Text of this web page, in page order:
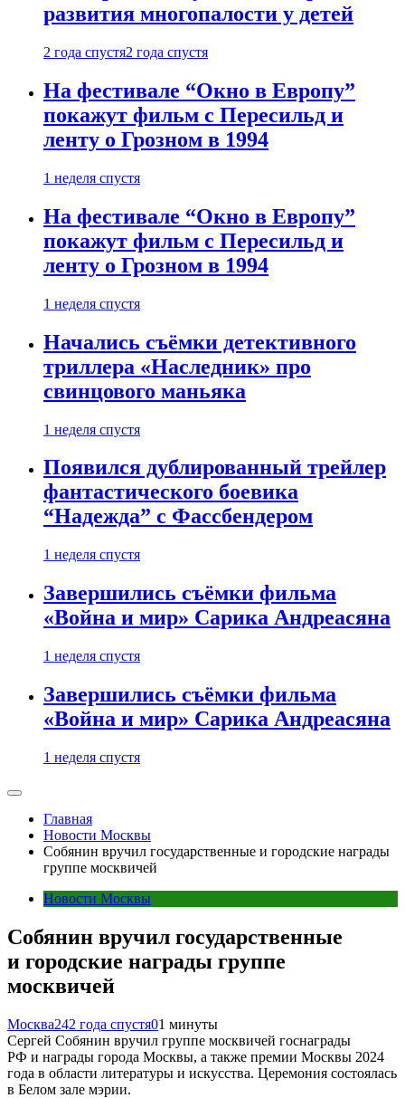
развития многопалости у детей
2 года спустя2 года спустя
На фестивале “Окно в Европу”
покажут фильм с Пересильд и
ленту о Грозном в 1994
1 неделя спустя
На фестивале “Окно в Европу”
покажут фильм с Пересильд и
ленту о Грозном в 1994
1 неделя спустя
Начались съёмки детективного
триллера «Наследник» про
свинцового маньяка
1 неделя спустя
Появился дублированный трейлер
фантастического боевика
“Надежда” с Фассбендером
1 неделя спустя
Завершились съёмки фильма
«Война и мир» Сарика Андреасяна
1 неделя спустя
Завершились съёмки фильма
«Война и мир» Сарика Андреасяна
1 неделя спустя
Главная
Новости Москвы
Собянин вручил государственные и городские награды
группе москвичей
Новости Москвы
Собянин вручил государственные
и городские награды группе
москвичей
Москва242 года спустя01 минуты
Сергей Собянин вручил группе москвичей госнаграды
РФ и награды города Москвы, а также премии Москвы 2024
года в области литературы и искусства. Церемония состоялась
в Белом зале мэрии.